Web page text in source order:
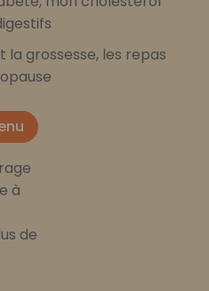
la grossesse, les repas
à
de